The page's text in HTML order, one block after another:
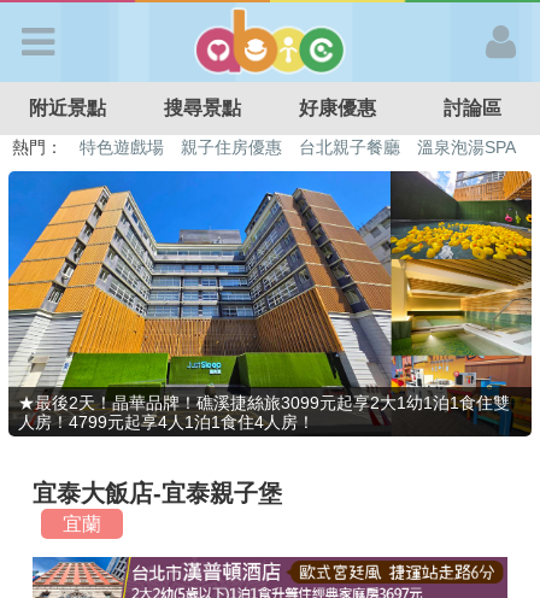
APP登入
首 頁
搜尋景點
好康優惠
最新消息
最新留言
商家合作
附近景點 搜尋景點 好康優惠 討論區
熱門： 特色遊戲場 親子住房優惠 台北親子餐廳
溫泉泡湯SPA
溜滑梯民宿
觀光工廠 DIY摘果 日本親子景點
★最後2天！晶華品牌！礁溪捷絲旅3099元起享2大1幼1泊1食住雙
人房！4799元起享4人1泊1食住4人房！
宜泰大飯店-宜泰親子堡
宜蘭